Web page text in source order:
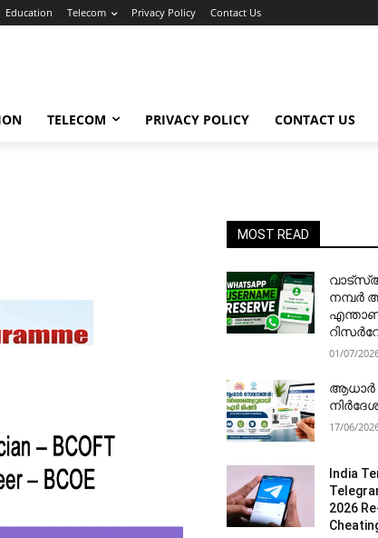
Education Telecom Privacy Policy Contact Us
TELECOM PRIVACY POLICY CONTACT US
MOST READ
നമ്പർ
01/07/
ആധാർ
17/06/
India
2026